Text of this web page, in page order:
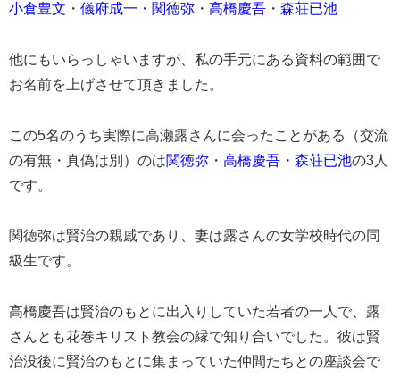
小倉豊文 ・ 儀府成一 ・ 関徳弥 ・ 高橋慶吾 ・ 森荘已池
他にもいらっしゃいますが、私の手元にある資料の範囲で
お名前を上げさせて頂きました。
この5名のうち実際に高瀬露さんに会ったことがある（交流
の有無・真偽は別）のは関徳弥 ・ 高橋慶吾・森荘已池の3人
です。
関徳弥は賢治の親戚であり、妻は露さんの女学校時代の同
級生です。
高橋慶吾は賢治のもとに出入りしていた若者の一人で、露
さんとも花巻キリスト教会の縁で知り合いでした。彼は賢
治没後に賢治のもとに集まっていた仲間たちとの座談会で